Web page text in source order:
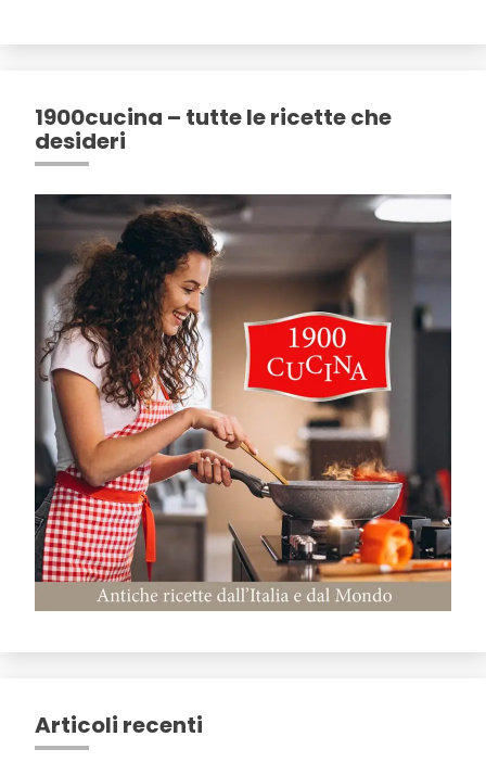
1900cucina – tutte le ricette che
desideri
Articoli recenti